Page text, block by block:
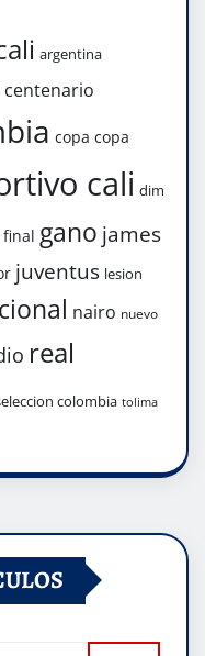
argentina
centenario
copa copa
cali dim
final gano james
juventus lesion
nairo nuevo
real
colombia tolima